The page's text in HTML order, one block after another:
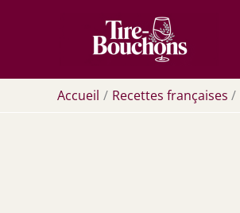
Accueil Recettes françaises